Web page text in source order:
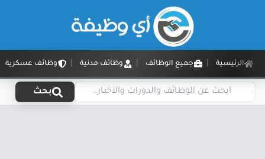
الرئيسية جميع الوظائف وظائف مدنية وظائف عسكرية
بحث